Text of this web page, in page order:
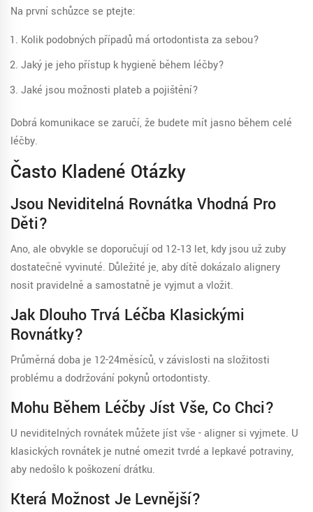
Na první schůzce se ptejte:
Kolik podobných případů má ortodontista za sebou?
Jaký je jeho přístup k hygieně během léčby?
Jaké jsou možnosti plateb a pojištění?
Dobrá komunikace se zaručí, že budete mít jasno během celé
léčby.
Často Kladené Otázky
Jsou Neviditelná Rovnátka Vhodná Pro
Děti?
Ano, ale obvykle se doporučují od 12‑13 let, kdy jsou už zuby
dostatečně vyvinuté. Důležité je, aby dítě dokázalo alignery
nosit pravidelně a samostatně je vyjmut a vložit.
Jak Dlouho Trvá Léčba Klasickými
Rovnátky?
Průměrná doba je 12-24měsíců, v závislosti na složitosti
problému a dodržování pokynů ortodontisty.
Mohu Během Léčby Jíst Vše, Co Chci?
U neviditelných rovnátek můžete jíst vše - aligner si vyjmete. U
klasických rovnátek je nutné omezit tvrdé a lepkavé potraviny,
aby nedošlo k poškození drátku.
Která Možnost Je Levnější?